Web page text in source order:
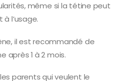
même si la tétine peut
l’usage.
il est recommandé de
après 1 à 2 mois.
parents qui veulent le